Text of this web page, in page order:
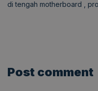
di tengah motherboard ,
Post comment